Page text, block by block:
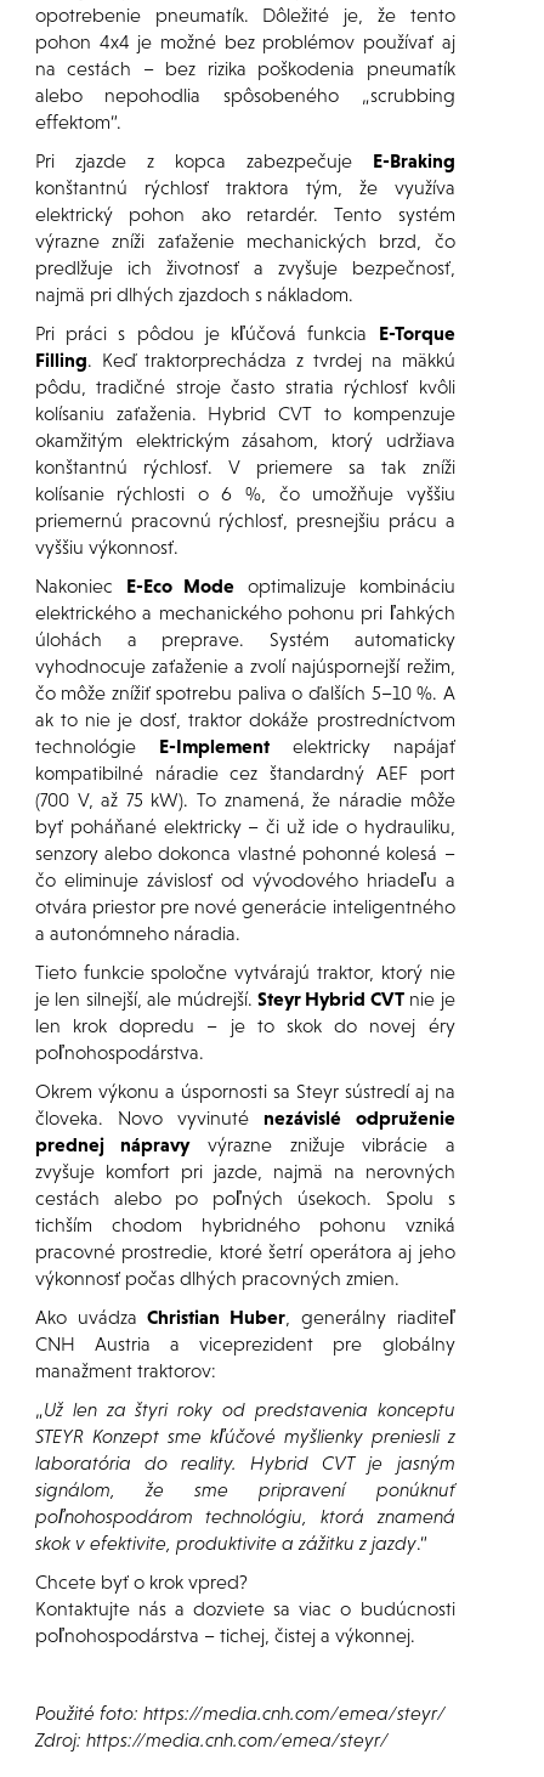
opotrebenie pneumatík. Dôležité je, že tento
pohon 4x4 je možné bez problémov používať aj
na cestách – bez rizika poškodenia pneumatík
alebo nepohodlia spôsobeného „scrubbing
effektom“.
Pri zjazde z kopca zabezpečuje E-Braking
konštantnú rýchlosť traktora tým, že využíva
elektrický pohon ako retardér. Tento systém
výrazne zníži zaťaženie mechanických brzd, čo
predlžuje ich životnosť a zvyšuje bezpečnosť,
najmä pri dlhých zjazdoch s nákladom.
Pri práci s pôdou je kľúčová funkcia E-Torque
Filling . Keď traktorprechádza z tvrdej na mäkkú
pôdu, tradičné stroje často stratia rýchlosť kvôli
kolísaniu zaťaženia. Hybrid CVT to kompenzuje
okamžitým elektrickým zásahom, ktorý udržiava
konštantnú rýchlosť. V priemere sa tak zníži
kolísanie rýchlosti o 6 %, čo umožňuje vyššiu
priemernú pracovnú rýchlosť, presnejšiu prácu a
vyššiu výkonnosť.
Nakoniec E-Eco Mode optimalizuje kombináciu
elektrického a mechanického pohonu pri ľahkých
úlohách a preprave. Systém automaticky
vyhodnocuje zaťaženie a zvolí najúspornejší režim,
čo môže znížiť spotrebu paliva o ďalších 5–10 %. A
ak to nie je dosť, traktor dokáže prostredníctvom
technológie E-Implementelektricky napájať
kompatibilné náradie cez štandardný AEF port
(700 V, až 75 kW). To znamená, že náradie môže
byť poháňané elektricky – či už ide o hydrauliku,
senzory alebo dokonca vlastné pohonné kolesá –
čo eliminuje závislosť od vývodového hriadeľu a
otvára priestor pre nové generácie inteligentného
a autonómneho náradia.
Tieto funkcie spoločne vytvárajú traktor, ktorý nie
je len silnejší, ale múdrejší. Steyr Hybrid CVTnie je
len krok dopredu – je to skok do novej éry
poľnohospodárstva.
Okrem výkonu a úspornosti sa Steyr sústredí aj na
človeka. Novo vyvinuté nezávislé odpruženie
prednej nápravyvýrazne znižuje vibrácie a
zvyšuje komfort pri jazde, najmä na nerovných
cestách alebo po poľných úsekoch. Spolu s
tichším chodom hybridného pohonu vzniká
pracovné prostredie, ktoré šetrí operátora aj jeho
výkonnosť počas dlhých pracovných zmien.
Ako uvádzaChristian Huber , generálny riaditeľ
CNH Austria a viceprezident pre globálny
manažment traktorov:
Už len za štyri roky od predstavenia konceptu
STEYR Konzept sme kľúčové myšlienky preniesli z
laboratória do reality. Hybrid CVT je jasným
signálom, že sme pripravení ponúknuť
poľnohospodárom technológiu, ktorá znamená
skok v efektivite, produktivite a zážitku z jazdy.“
Chcete byť o krok vpred?
Kontaktujte nás a dozviete sa viac o budúcnosti
poľnohospodárstva – tichej, čistej a výkonnej.
Použité foto: https://media.cnh.com/emea/steyr/
Zdroj: https://media.cnh.com/emea/steyr/